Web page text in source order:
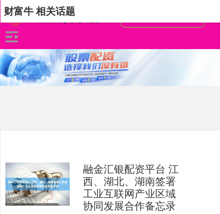
财富牛 相关话题
融金汇银配资平台 江
西、湖北、湖南签署
工业互联网产业区域
协同发展合作备忘录